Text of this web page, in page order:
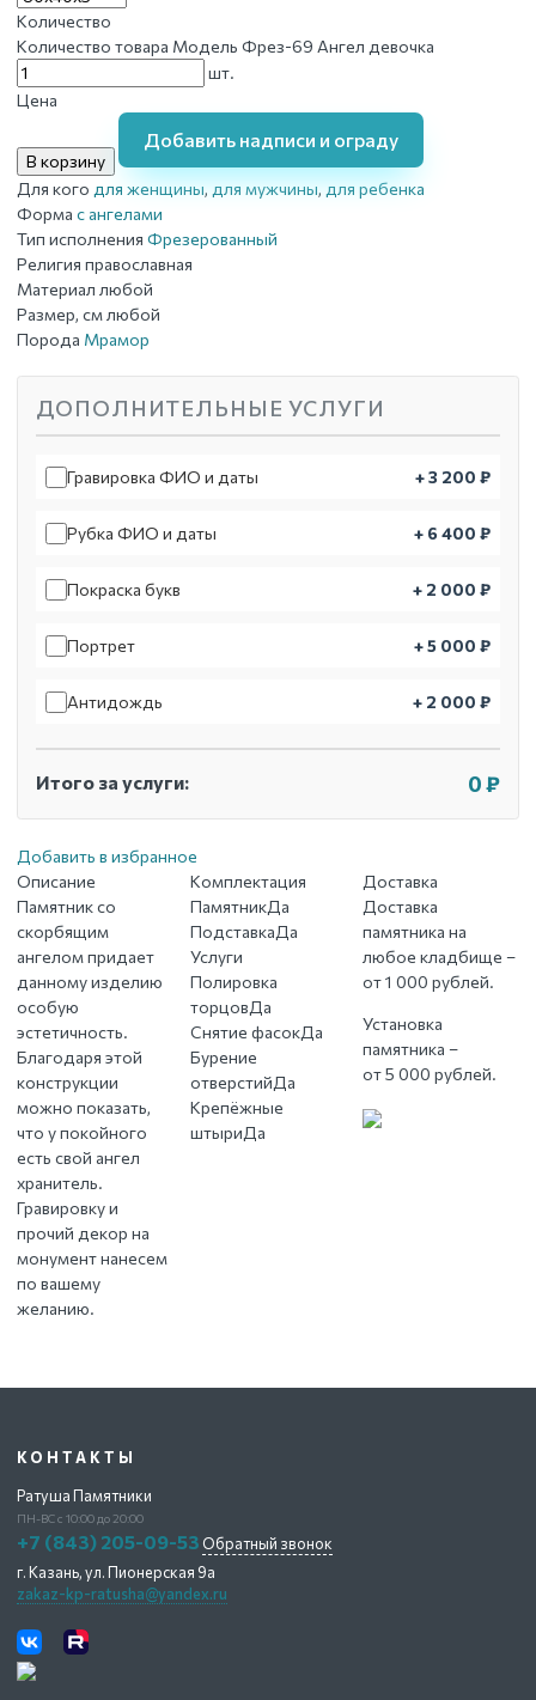
Количество
Количество товара Модель Фрез-69 Ангел девочка
шт.
Цена
В корзину
Добавить надписи и ограду
Для кого для женщины, для мужчины, для ребенка
Форма с ангелами
Тип исполнения Фрезерованный
Религия православная
Материал любой
Размер, см любой
Порода Мрамор
ДОПОЛНИТЕЛЬНЫЕ УСЛУГИ
Гравировка ФИО и даты + 3 200 ₽
Рубка ФИО и даты + 6 400 ₽
Покраска букв + 2 000 ₽
Портрет + 5 000 ₽
Антидождь + 2 000 ₽
Итого за услуги: 0 ₽
Добавить в избранное
Описание
Памятник со
скорбящим
ангелом придает
данному изделию
особую
эстетичность.
Благодаря этой
конструкции
можно показать,
что у покойного
есть свой ангел
хранитель.
Гравировку и
прочий декор на
монумент нанесем
по вашему
желанию.
Комплектация
ПамятникДа
ПодставкаДа
Услуги
Полировка
торцовДа
Снятие фасокДа
Бурение
отверстийДа
Крепёжные
штыриДа
Доставка
Доставка
памятника на
любое кладбище –
от 1 000 рублей.
Установка
памятника –
от 5 000 рублей.
КОНТАКТЫ
Ратуша Памятники
ПН-ВС с 10:00 до 20:00
+7 (843) 205-09-53 Обратный звонок
г. Казань,ул. Пионерская 9а
zakaz-kp-ratusha@yandex.ru